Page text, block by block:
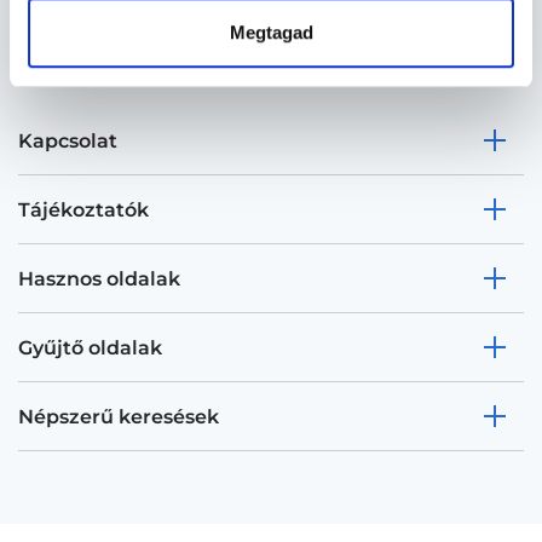
Megtagad
Kapcsolat
Tájékoztatók
Hasznos oldalak
Gyűjtő oldalak
Népszerű keresések